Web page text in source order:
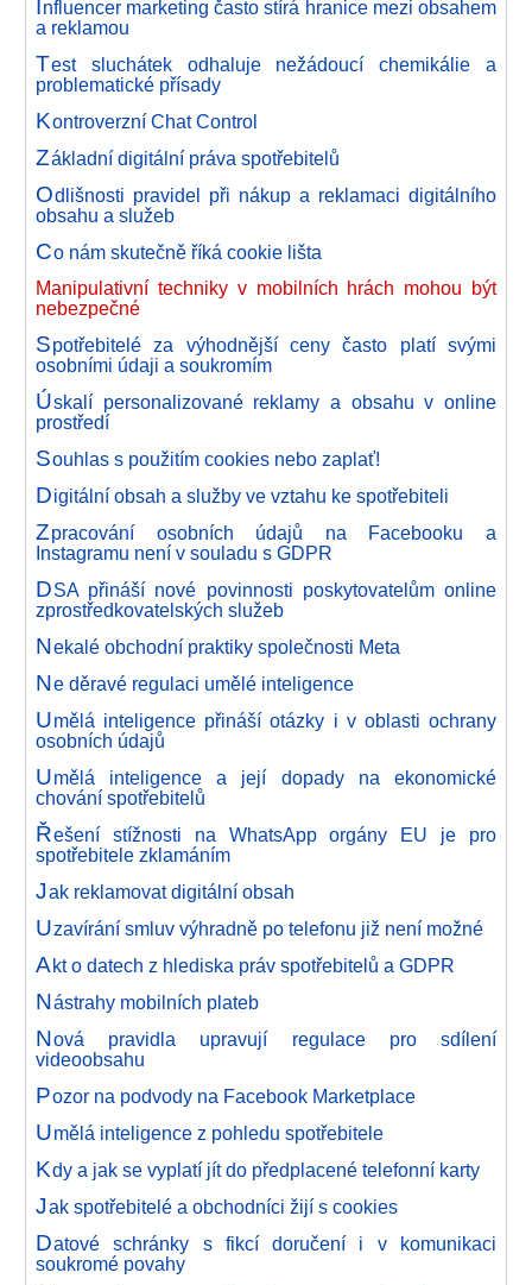
nfluencer marketing často stírá hranice mezi obsahem
a reklamou
Test sluchátek odhaluje nežádoucí chemikálie a
problematické přísady
Kontroverzní Chat Control
Základní digitální práva spotřebitelů
Odlišnosti pravidel při nákup a reklamaci digitálního
obsahu a služeb
Co nám skutečně říká cookie lišta
Manipulativní techniky v mobilních hrách mohou být
nebezpečné
Spotřebitelé za výhodnější ceny často platí svými
osobními údaji a soukromím
Úskalí personalizované reklamy a obsahu v online
prostředí
Souhlas s použitím cookies nebo zaplať!
Digitální obsah a služby ve vztahu ke spotřebiteli
Zpracování osobních údajů na Facebooku a
Instagramu není v souladu s GDPR
DSA přináší nové povinnosti poskytovatelům online
zprostředkovatelských služeb
Nekalé obchodní praktiky společnosti Meta
Ne děravé regulaci umělé inteligence
Umělá inteligence přináší otázky i v oblasti ochrany
osobních údajů
Umělá inteligence a její dopady na ekonomické
chování spotřebitelů
Řešení stížnosti na WhatsApp orgány EU je pro
spotřebitele zklamáním
Jak reklamovat digitální obsah
Uzavírání smluv výhradně po telefonu již není možné
Akt o datech z hlediska práv spotřebitelů a GDPR
Nástrahy mobilních plateb
Nová pravidla upravují regulace pro sdílení
videoobsahu
Pozor na podvody na Facebook Marketplace
Umělá inteligence z pohledu spotřebitele
Kdy a jak se vyplatí jít do předplacené telefonní karty
Jak spotřebitelé a obchodníci žijí s cookies
Datové schránky s fikcí doručení i v komunikaci
soukromé povahy